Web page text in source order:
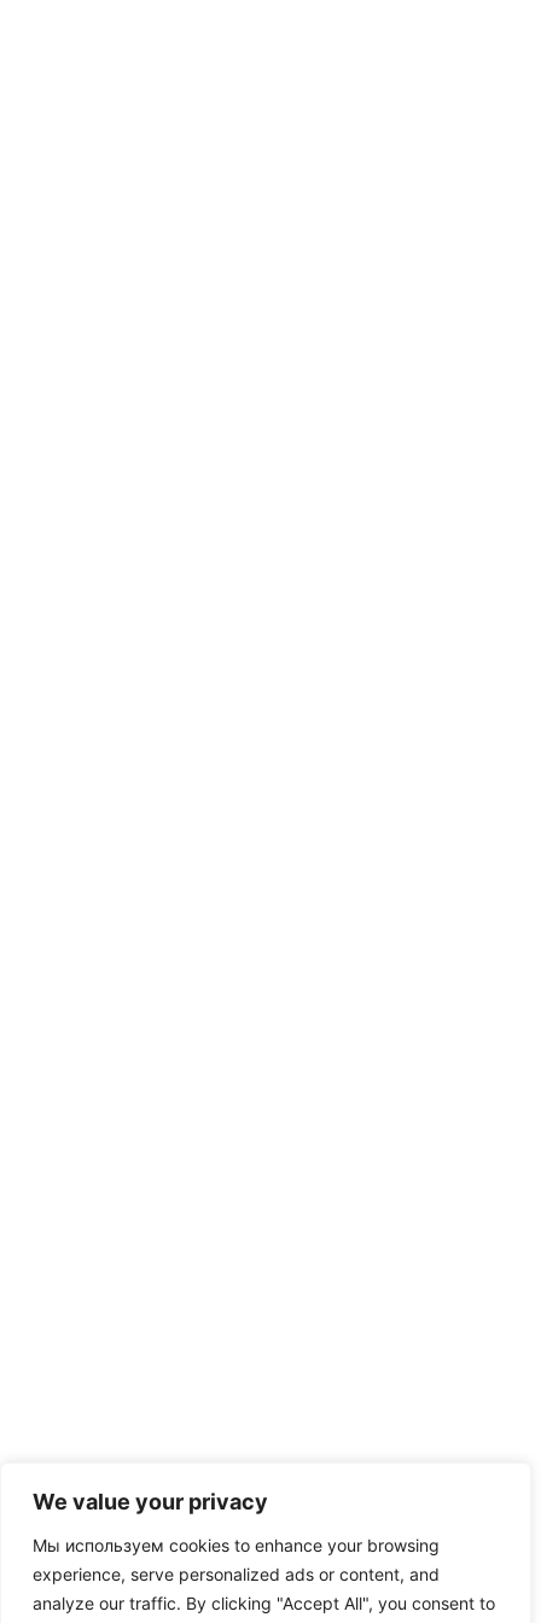
We value your privacy
Мы используем cookies to enhance your browsing
experience, serve personalized ads or content, and
analyze our traffic. By clicking "Accept All", you consent to